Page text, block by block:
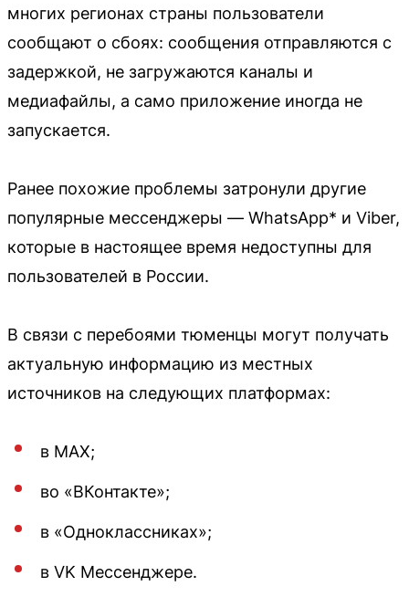
многих регионах страны пользователи
сообщают о сбоях: сообщения отправляются с
задержкой, не загружаются каналы и
медиафайлы, а само приложение иногда не
запускается.
Ранее похожие проблемы затронули другие
популярные мессенджеры — WhatsApp* и Viber,
которые в настоящее время недоступны для
пользователей в России.
В связи с перебоями тюменцы могут получать
актуальную информацию из местных
источников на следующих платформах:
в МАХ;
во «ВКонтакте»;
в «Одноклассниках»;
в VK Мессенджере.